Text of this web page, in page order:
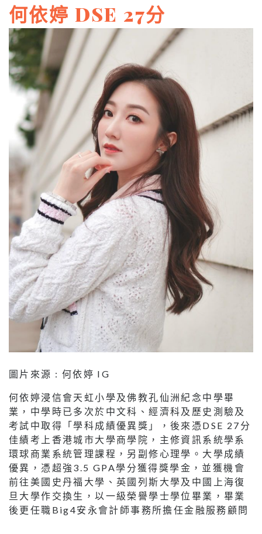
何依婷 DSE 27分
圖片來源 : 何依婷 IG
何依婷浸信會天虹小學及佛教孔仙洲紀念中學畢
業，中學時已多次於中文科、經濟科及歷史測驗及
考試中取得「學科成績優異獎」，後來憑DSE 27分
佳績考上香港城市大學商學院，主修資訊系統學系
環球商業系統管理課程，另副修心理學。大學成績
優異，憑超強3.5 GPA學分獲得獎學金，並獲機會
前往美國史丹福大學、英國列斯大學及中國上海復
旦大學作交換生，以一級榮譽學士學位畢業，畢業
後更任職Big4安永會計師事務所擔任金融服務顧問